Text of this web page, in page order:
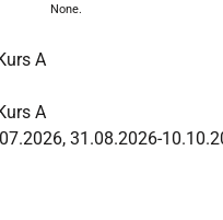
None.
A
A
31.08.2026-